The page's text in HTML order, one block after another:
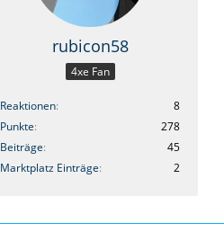
rubicon58
4xe Fan
Reaktionen
8
Punkte
278
Beiträge
45
Marktplatz Einträge
2